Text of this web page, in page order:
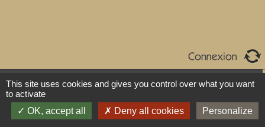
Copyright © Enseignes Modernes 2017 - 2026 -
Mentions légales-Politique de confidentialité-Plan du
site
This site uses cookies and gives you control over what you want
to activate
OK, accept all
Deny all cookies Personalize